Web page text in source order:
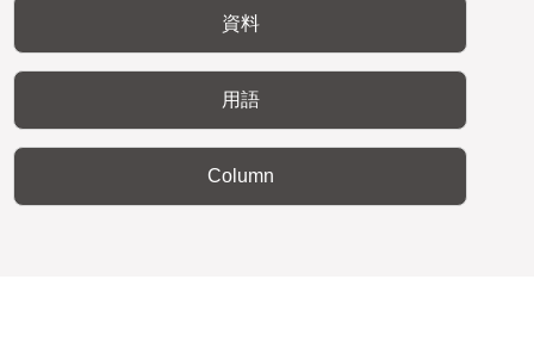
資料
用語
Column